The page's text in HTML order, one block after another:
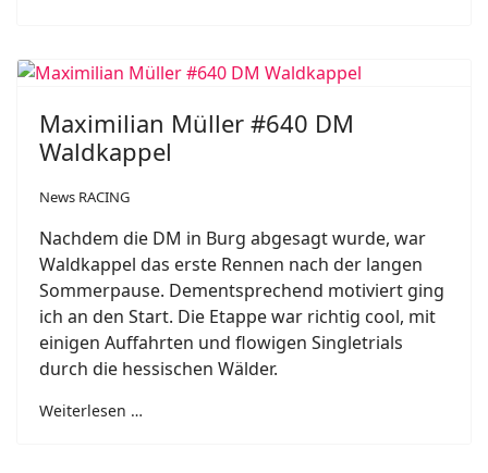
Maximilian Müller #640 DM
Waldkappel
News RACING
Nachdem die DM in Burg abgesagt wurde, war
Waldkappel das erste Rennen nach der langen
Sommerpause. Dementsprechend motiviert ging
ich an den Start. Die Etappe war richtig cool, mit
einigen Auffahrten und flowigen Singletrials
durch die hessischen Wälder.
Weiterlesen …